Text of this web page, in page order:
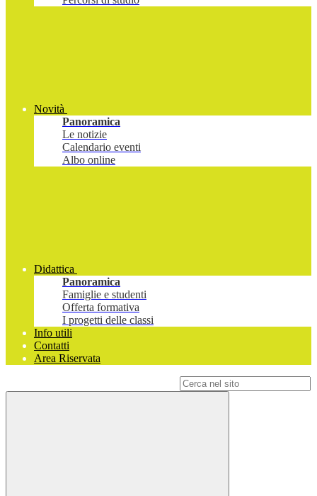
Novità
Panoramica
Le notizie
Calendario eventi
Albo online
Didattica
Panoramica
Famiglie e studenti
Offerta formativa
I progetti delle classi
Info utili
Contatti
Area Riservata